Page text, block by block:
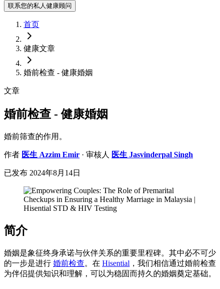
联系您的私人健康顾问
首页
健康文章
婚前检查 - 健康婚姻
文章
婚前检查 - 健康婚姻
婚前筛查的作用。
作者 医生 Azzim Emir · 审核人 医生 Jasvinderpal Singh
已发布 2024年8月14日
简介
婚姻是象征终身承诺与伙伴关系的重要里程碑。其中必不可少
的一步是进行 婚前检查。在 Hisential ，我们相信通过婚前检查
为伴侣提供知识和理解，可以为稳固而持久的婚姻奠定基础。